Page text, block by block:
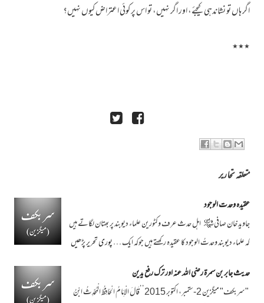
اگر ہاں تو نشاندہی کیجئے، اور اگر نہیں، تو اس پر کوئی اعتراض کیوں نہیں؟
٭٭٭
متعلقہ تحاریر
عقیدہ وحدت الوجود
جاوید خان صافی ﷾ اہل حدث عرف وکٹورین علماء دیوبند پر بھتان لگاتے ہیں
کہ علماء دیوبند وحدتُ الوجود کا عقیدہ رکھتے ہیں جوکہ ایک …پوری تحریر پڑھیں
حدیث جابر بن سمرۃ رضی اللہ عنہ اور ترک رفع یدین
"سربکف" میگزین 2-ستمبر، اکتوبر 2015’’قَالَ الْاِمَامُ الْحَافِظُ الْمُحَدِّثُ ابْنُ